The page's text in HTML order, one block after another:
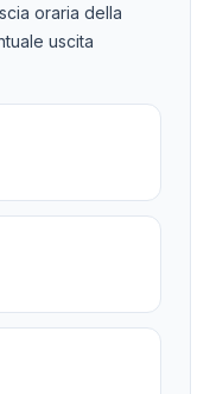
oraria della
uscita